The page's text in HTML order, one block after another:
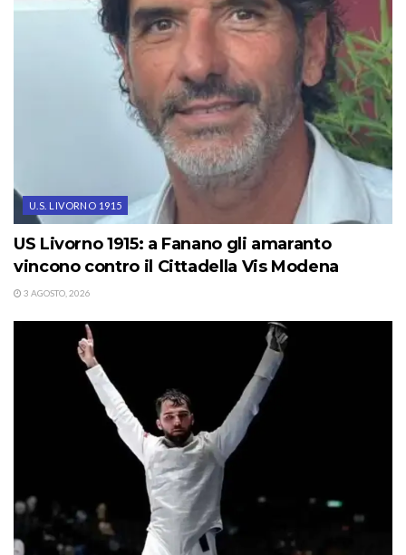
U.S. LIVORNO 1915
US Livorno 1915: a Fanano gli amaranto
vincono contro il Cittadella Vis Modena
3 AGOSTO, 2026